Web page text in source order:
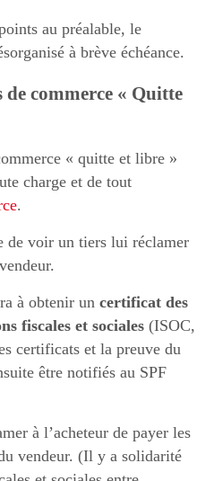
au préalable, le
à brève échéance.
commerce « Quitte
« quitte et libre »
charge et de tout
.
de voir un tiers lui réclamer
à obtenir un certificat des
fiscales et sociales (ISOC,
certificats et la preuve du
être notifiés au SPF
à l’acheteur de payer les
vendeur. (Il y a solidarité